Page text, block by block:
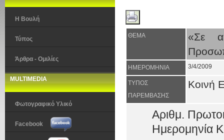
Η Βουλή
Τύπος
Άρθρα - Ομιλίες
MULTIMEDIA
Φωτογραφικό Υλικό
Facebook
ΘΕΜΑ
«Σε
ΗΜΕΡΟΜΗΝΙΑ 3/4/2009
ΤΥΠΟΣ
ΠΑΡΕΜΒΑΣΗΣ
Κοινή
Αριθμ.
Ημερομηνία